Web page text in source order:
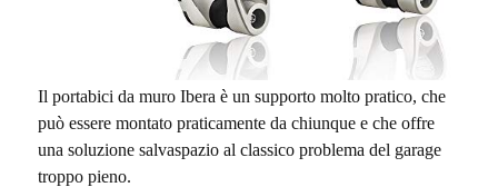
Il portabici da muro Ibera è un supporto molto pratico, che
può essere montato praticamente da chiunque e che offre
una soluzione salvaspazio al classico problema del garage
troppo pieno.